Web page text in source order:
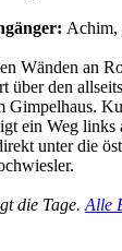
Achim,
Wänden an
über den
Gimpelhaus.
ein Weg links
unter die
die Tage. Alle